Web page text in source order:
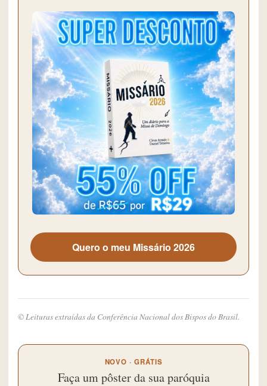
Quero o meu Missário 2026
© Leituras extraídas da Conferência Nacional dos Bispos do Brasil.
NOVO · GRÁTIS
Faça um pôster da sua paróquia